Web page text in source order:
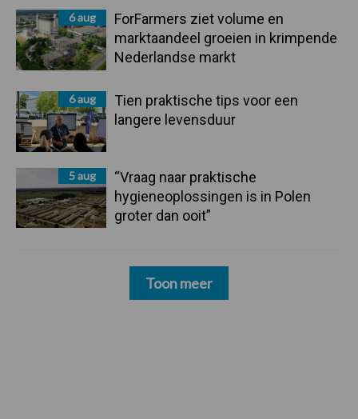
6 aug
ForFarmers ziet volume en
marktaandeel groeien in krimpende
Nederlandse markt
6 aug
Tien praktische tips voor een
langere levensduur
5 aug
“Vraag naar praktische
hygieneoplossingen is in Polen
groter dan ooit”
Toon meer